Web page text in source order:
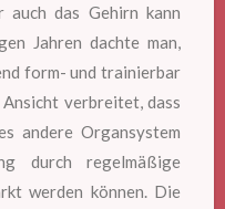
auch das Gehirn kann
Jahren dachte man,
form- und trainierbar
verbreitet, dass
andere Organsystem
durch regelmäßige
werden können. Die